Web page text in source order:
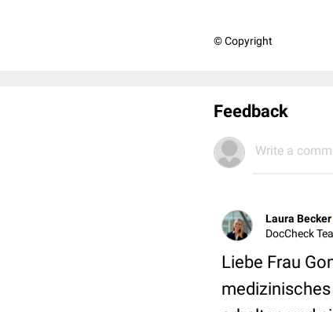
© Copyright
Feedback
Write a
Laura Becker
DocCheck
Liebe Frau